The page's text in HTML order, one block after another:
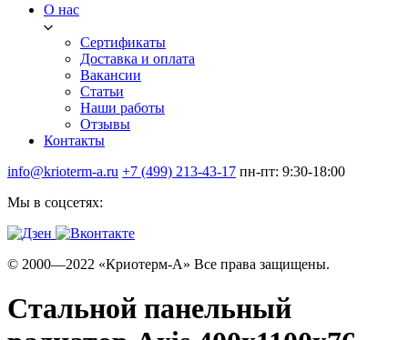
О нас
Сертификаты
Доставка и оплата
Вакансии
Статьи
Наши работы
Отзывы
Контакты
info@krioterm-a.ru +7 (499) 213-43-17 пн-пт: 9:30-18:00
Мы в соцсетях:
© 2000—2022 «Криотерм-А» Все права защищены.
Стальной панельный